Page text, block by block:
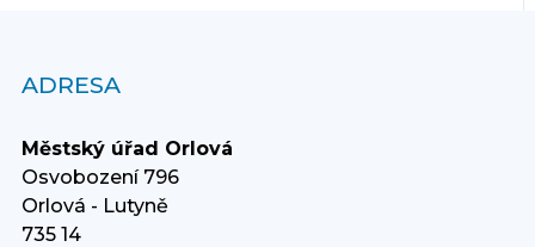
ADRESA
Městský úřad Orlová
Osvobození 796
Orlová - Lutyně
735 14